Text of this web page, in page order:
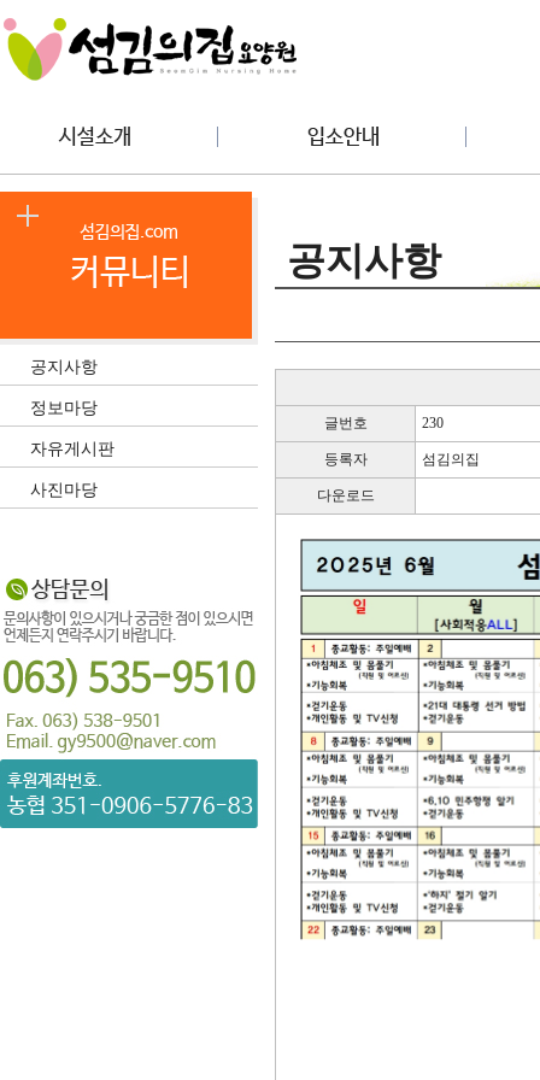
공지사항
정보마당
자유게시판
사진마당
공지사항
글번호 230
등록자 섬김의집
다운로드